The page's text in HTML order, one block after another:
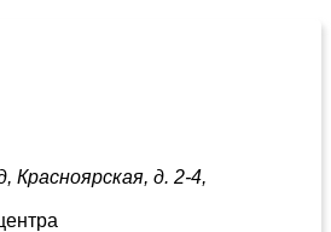
Красноярская, д. 2-4,